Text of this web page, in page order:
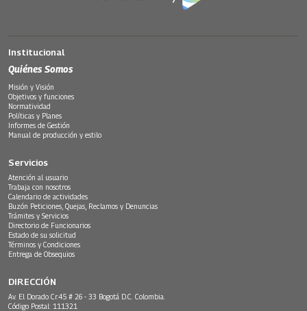
Institucional
Quiénes Somos
Misión y Visión
Objetivos y funciones
Normatividad
Políticas y Planes
Informes de Gestión
Manual de producción y estilo
Servicios
Atención al usuario
Trabaja con nosotros
Calendario de actividades
Buzón Peticiones, Quejas, Reclamos y Denuncias
Trámites y Servicios
Directorio de Funcionarios
Estado de su solicitud
Términos y Condiciones
Entrega de Obsequios
DIRECCIÓN
Av. El Dorado Cr.45 # 26 - 33 Bogotá D.C. Colombia.
Código Postal: 111321